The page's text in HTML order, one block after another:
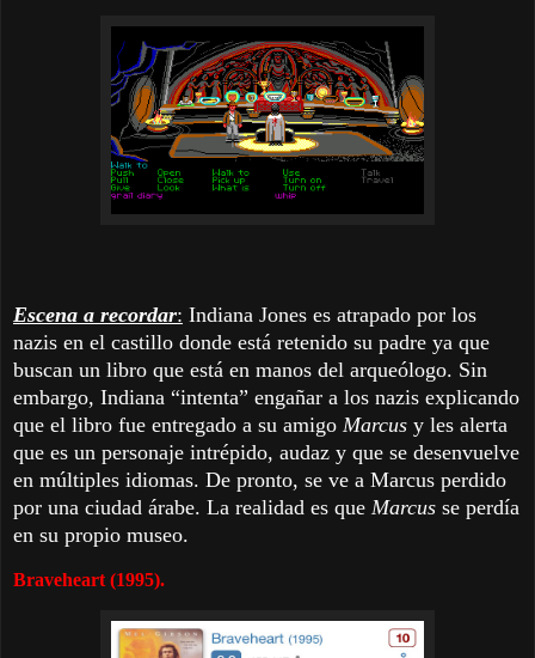
Escena a recordar: Indiana Jones es atrapado por los
nazis en el castillo donde está retenido su padre ya que
buscan un libro que está en manos del arqueólogo. Sin
embargo, Indiana “intenta” engañar a los nazis explicando
que el libro fue entregado a su amigo Marcus y les alerta
que es un personaje intrépido, audaz y que se desenvuelve
en múltiples idiomas. De pronto, se ve a Marcus perdido
por una ciudad árabe. La realidad es que Marcus se perdía
en su propio museo.
Braveheart (1995).